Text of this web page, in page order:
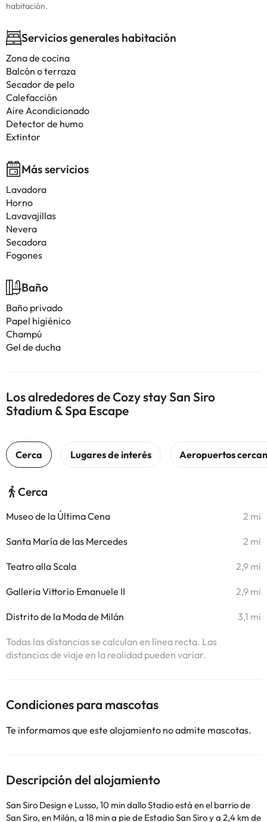
habitación.
Servicios generales habitación
Zona de cocina
Balcón o terraza
Secador de pelo
Calefacción
Aire Acondicionado
Detector de humo
Extintor
Más servicios
Lavadora
Horno
Lavavajillas
Nevera
Secadora
Fogones
Baño
Baño privado
Papel higiénico
Champú
Gel de ducha
Los alrededores de Cozy stay San Siro
Stadium & Spa Escape
Cerca
Museo de la Última Cena 2 mi
Santa María de las Mercedes 2 mi
Teatro alla Scala 2,9 mi
Galleria Vittorio Emanuele II 2,9 mi
Distrito de la Moda de Milán 3,1 mi
Todas las distancias se calculan en línea recta. Las
distancias de viaje en la realidad pueden variar.
Condiciones para mascotas
Te informamos que este alojamiento no admite mascotas.
Descripción del alojamiento
San Siro Design e Lusso, 10 min dallo Stadio está en el barrio de
San Siro, en Milán, a 18 min a pie de Estadio San Siro y a 2,4 km de